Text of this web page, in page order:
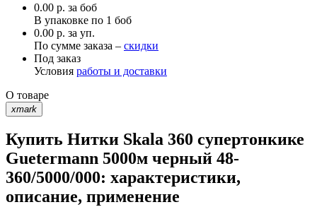
0.00 р. за боб
В упаковке по 1 боб
0.00 р. за уп.
По сумме заказа – скидки
Под заказ
Условия работы и доставки
О товаре
xmark
Купить Нитки Skala 360 супертонкике
Guetermann 5000м черный 48-
360/5000/000: характеристики,
описание, применение